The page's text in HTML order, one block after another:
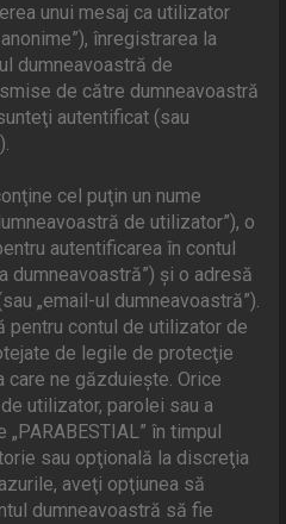
unui mesaj ca utilizator
înregistrarea la
dumneavoastră de
de către dumneavoastră
autentificat (sau
cel puţin un nume
de utilizator”), o
autentificarea în contul
dumneavoastră”) şi o adresă
„email-ul dumneavoastră”).
pentru contul de utilizator de
de legile de protecţie
care ne găzduieşte. Orice
utilizator, parolei sau a
în timpul
sau opţională la discreţia
aveţi opţiunea să
dumneavoastră să fie